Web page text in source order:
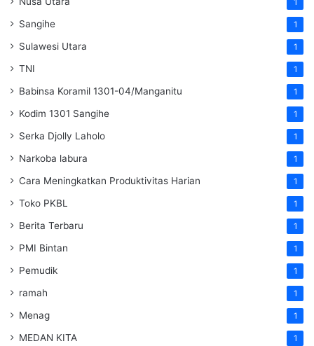
1
Sangihe 1
Sulawesi Utara 1
TNI 1
Babinsa Koramil 1301-04/Manganitu 1
Kodim 1301 Sangihe 1
Serka Djolly Laholo 1
Narkoba labura 1
Cara Meningkatkan Produktivitas Harian 1
Toko PKBL 1
Berita Terbaru 1
PMI Bintan 1
Pemudik 1
ramah 1
Menag 1
MEDAN KITA 1